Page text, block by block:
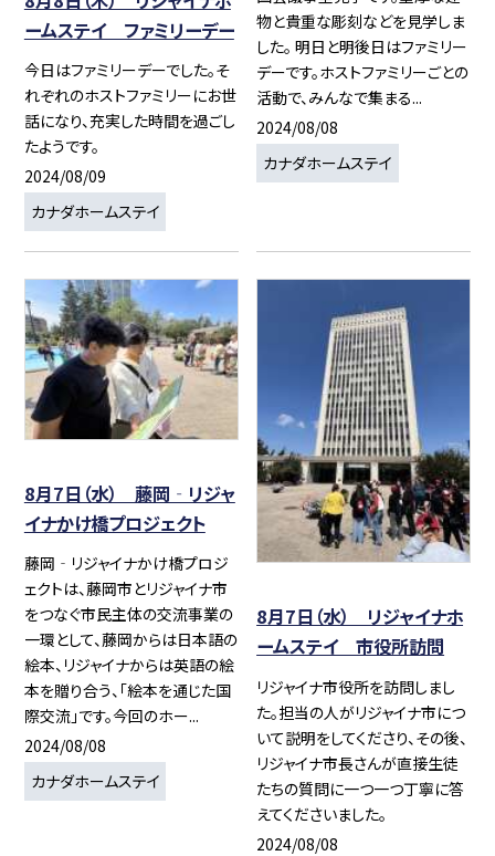
ームステイ ファミリーデー
今日はファミリーデーでした。そ
れぞれのホストファミリーにお世
話になり、充実した時間を過ごし
たようです。
2024/08/09
カナダホームステイ
物と貴重な彫刻などを見学しま
した。 明日と明後日はファミリー
デーです。ホストファミリーごとの
活動で、みんなで集まる...
2024/08/08
カナダホームステイ
8月7日（水） 藤岡‐リジャ
イナかけ橋プロジェクト
藤岡‐リジャイナかけ橋プロジ
ェクトは、藤岡市とリジャイナ市
をつなぐ市民主体の交流事業の
一環として、藤岡からは日本語の
絵本、リジャイナからは英語の絵
本を贈り合う、「絵本を通じた国
際交流」です。今回のホー...
2024/08/08
カナダホームステイ
8月7日（水） リジャイナホ
ームステイ 市役所訪問
リジャイナ市役所を訪問しまし
た。担当の人がリジャイナ市につ
いて説明をしてくださり、その後、
リジャイナ市長さんが直接生徒
たちの質問に一つ一つ丁寧に答
えてくださいました。
2024/08/08